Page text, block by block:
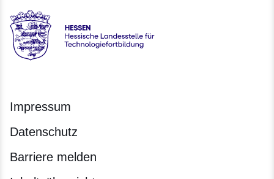
Hessen - Hessische Landesstelle für Technologiefortbildung
Impressum
Datenschutz
Barriere melden